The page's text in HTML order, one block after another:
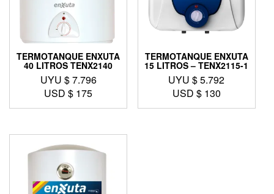
TERMOTANQUE ENXUTA
40 LITROS TENX2140
UYU $7.796
USD $ 175
TERMOTANQUE ENXUTA
15 LITROS – TENX2115-1
UYU $5.792
USD $ 130